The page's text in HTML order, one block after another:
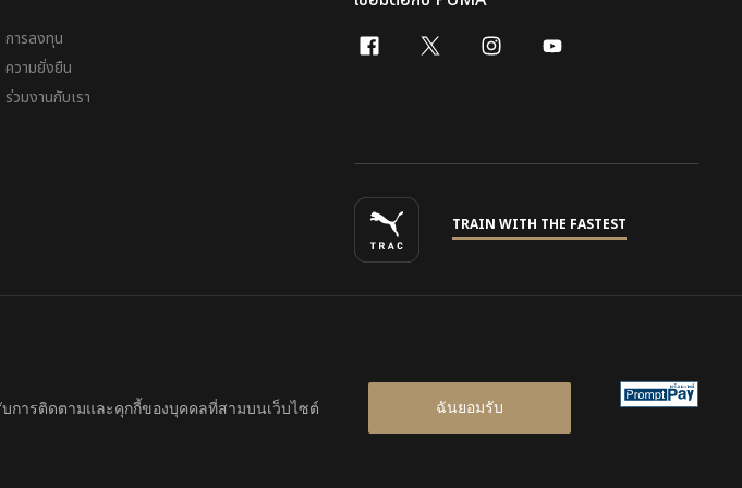
การลงทุน
ความยั่งยืน
ร่วมงานกับเรา
facebook
x-twitterinstagram
youtube
TRAIN WITH THE FASTEST